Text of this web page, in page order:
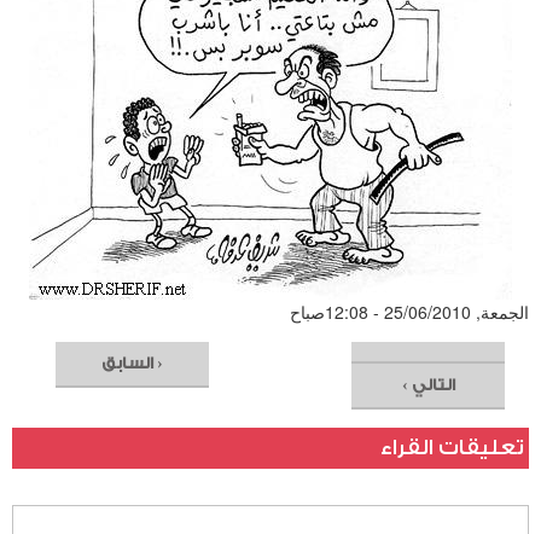
الجمعة, 25/06/2010 - 12:08صباح
‹ السابق
التالي ›
تعليقات القراء